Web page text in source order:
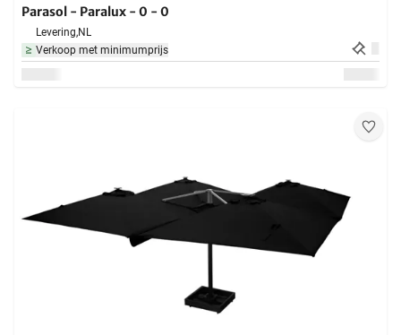
Parasol - Paralux - 0 - 0
Levering,NL
Verkoop met minimumprijs